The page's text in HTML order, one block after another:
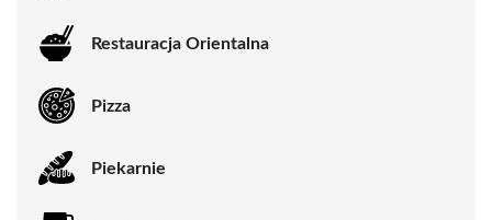
Restauracja Orientalna
Pizza
Piekarnie